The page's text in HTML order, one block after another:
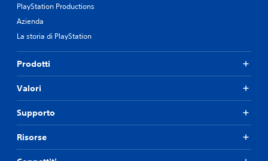
PlayStation Productions
Azienda
La storia di PlayStation
Prodotti
Valori
Supporto
Risorse